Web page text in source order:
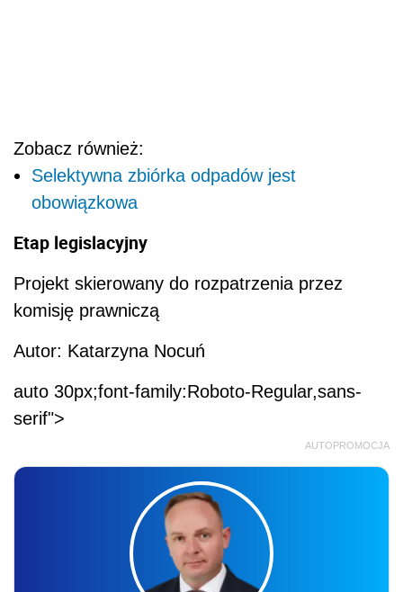
Zobacz również:
Selektywna zbiórka odpadów jest
obowiązkowa
Etap legislacyjny
Projekt skierowany do rozpatrzenia przez
komisję prawniczą
Autor: Katarzyna Nocuń
auto 30px;font-family:Roboto-Regular,sans-
serif">
AUTOPROMOCJA